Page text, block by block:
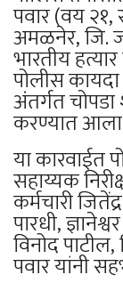
पवार (वय २१,
अमळनेर, जि.
भारतीय
पोलीस
अंतर्गत
करण्यात
या कारवाईत
सहाय्यक
कर्मचारी
पारधी,
विनोद
पवार यांनी